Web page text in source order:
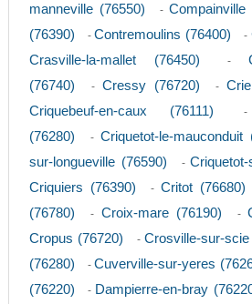
manneville (76550)
- Compainville
(76390)
-Contremoulins (76400) -
Crasville-la-mallet (76450) -
(76740)
- Cressy (76720) -
Criquebeuf-en-caux (76111)
(76280)
- Criquetot-le-mauconduit
sur-longueville (76590)
-
Criquiers (76390) - Critot (76680)
(76780)
- Croix-mare (76190) -
Cropus (76720) -Crosville-sur-scie
(76280)
-Cuverville-sur-yeres
(76220)
- Dampierre-en-bray